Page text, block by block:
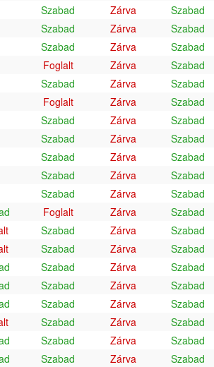
Szabad Zárva
Szabad
Szabad Zárva
Szabad
Szabad Zárva
Szabad
Foglalt Zárva
Szabad
Szabad Zárva
Szabad
Foglalt Zárva
Szabad
Szabad Zárva
Szabad
Szabad Zárva
Szabad
Szabad Zárva
Szabad
Szabad Zárva
Szabad
Szabad Zárva
Szabad
Foglalt Zárva
Szabad
Szabad Zárva
Szabad
Szabad Zárva
Szabad
Szabad Zárva
Szabad
Szabad Zárva
Szabad
Szabad Zárva
Szabad
Szabad Zárva
Szabad
Szabad Zárva
Szabad
Szabad Zárva
Szabad